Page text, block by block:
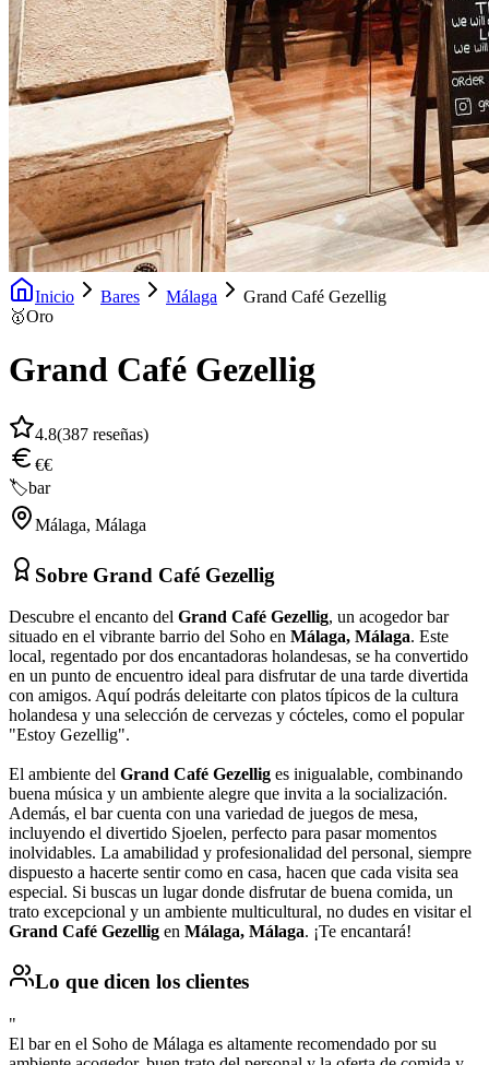
Inicio Bares Málaga
Grand Café Gezellig
🥇Oro
Grand Café Gezellig
4.8(387 reseñas)
€€
🏷️bar
Málaga, Málaga
Sobre Grand Café Gezellig
Descubre el encanto del Grand Café Gezellig, un acogedor bar
situado en el vibrante barrio del Soho en Málaga, Málaga. Este
local, regentado por dos encantadoras holandesas, se ha convertido
en un punto de encuentro ideal para disfrutar de una tarde divertida
con amigos. Aquí podrás deleitarte con platos típicos de la cultura
holandesa y una selección de cervezas y cócteles, como el popular
"Estoy Gezellig".
El ambiente del Grand Café Gezellig es inigualable, combinando
buena música y un ambiente alegre que invita a la socialización.
Además, el bar cuenta con una variedad de juegos de mesa,
incluyendo el divertido Sjoelen, perfecto para pasar momentos
inolvidables. La amabilidad y profesionalidad del personal, siempre
dispuesto a hacerte sentir como en casa, hacen que cada visita sea
especial. Si buscas un lugar donde disfrutar de buena comida, un
trato excepcional y un ambiente multicultural, no dudes en visitar el
Grand Café Gezellig en Málaga, Málaga. ¡Te encantará!
Lo que dicen los clientes
"
El bar en el Soho de Málaga es altamente recomendado por su